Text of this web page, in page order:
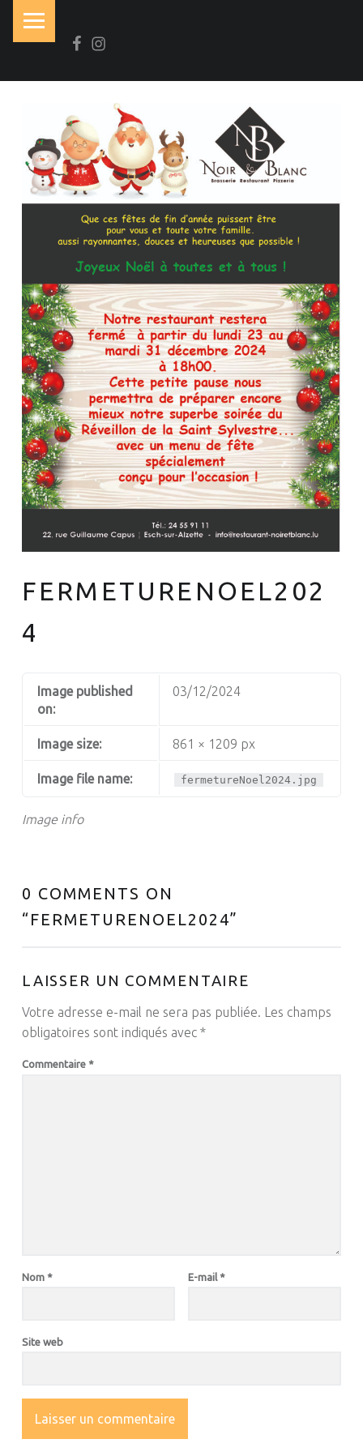
N
I
R
&
B
L
A
N
C
Brasserie-Restaurant-Pizzeria
FERMETURENOEL202
4
Image info
Image published
on:
03/12/2024
Image size: 861 × 1209 px
Image file name: fermetureNoel2024.jpg
0 COMMENTS ON
“ FERMETURENOEL2024”
LAISSER UN COMMENTAIRE
Votre adresse e-mail ne sera pas publiée. Les champs
obligatoires sont indiqués avec *
Commentaire *
Nom * E-mail *
Site web